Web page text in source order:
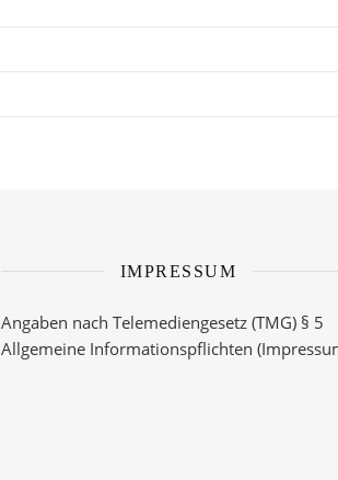
IMPRESSUM
Angaben nach Telemediengesetz (TMG) § 5
Allgemeine Informationspflichten